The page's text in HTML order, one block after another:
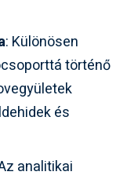
: Különösen
történő
és
analitikai